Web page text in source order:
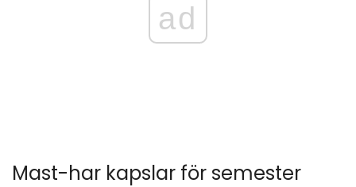
ad
Mast-har kapslar för semester